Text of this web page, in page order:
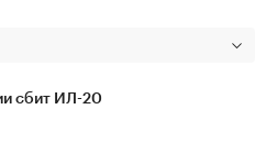
сбит ИЛ-20